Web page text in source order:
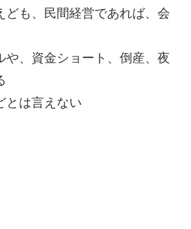
ども、民間経営であれば、会
や、資金ショート、倒産、夜
とは言えない